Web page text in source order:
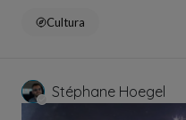
Cultura
Stéphane Hoegel